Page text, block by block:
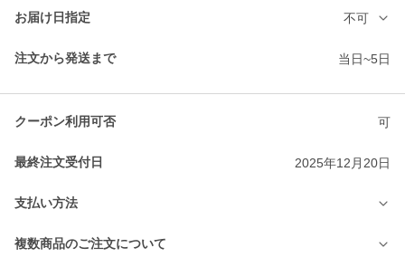
お届け日指定 不可
注文から発送まで 当日~5日
クーポン利用可否 可
最終注文受付日 2025年12月20日
支払い方法
複数商品のご注文について